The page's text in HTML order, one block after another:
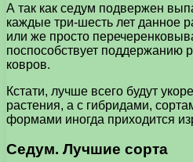
А так как седум подвержен
каждые три-шесть лет данное
или же просто
поспособствует поддержанию
ковров.
Кстати, лучше всего будут
растения, а с гибридами,
формами иногда приходится
Седум. Лучшие сорта